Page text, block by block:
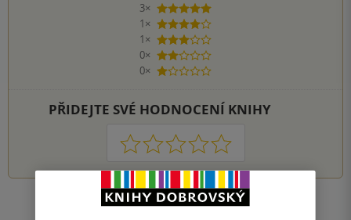
3×
5 hvězdiček
1×
4 hvězdičky
1×
3 hvězdičky
0×
2 hvězdičky
0×
1 hvezdička
PŘIDEJTE SVÉ HODNOCENÍ KNIHY
1 2 3 4 5